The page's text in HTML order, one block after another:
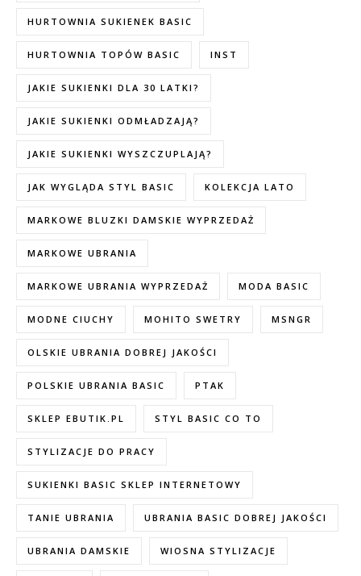
HURTOWNIA SUKIENEK BASIC
HURTOWNIA TOPÓW BASIC INST
JAKIE SUKIENKI DLA 30 LATKI?
JAKIE SUKIENKI ODMŁADZAJĄ?
JAKIE SUKIENKI WYSZCZUPLAJĄ?
JAK WYGLĄDA STYL BASIC KOLEKCJA LATO
MARKOWE BLUZKI DAMSKIE WYPRZEDAŻ
MARKOWE UBRANIA
MARKOWE UBRANIA WYPRZEDAŻ MODA BASIC
MODNE CIUCHY MOHITO SWETRY MSNGR
OLSKIE UBRANIA DOBREJ JAKOŚCI
POLSKIE UBRANIA BASIC PTAK
SKLEP EBUTIK.PL STYL BASIC CO TO
STYLIZACJE DO PRACY
SUKIENKI BASIC SKLEP INTERNETOWY
TANIE UBRANIA UBRANIA BASIC DOBREJ JAKOŚCI
UBRANIA DAMSKIE WIOSNA STYLIZACJE